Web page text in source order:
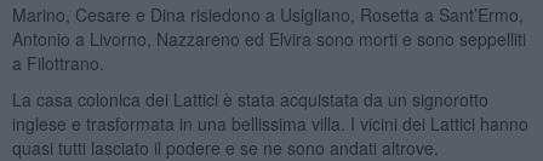
Marino, Cesare e Dina risiedono a Usigliano, Rosetta a Sant’Ermo,
Antonio a Livorno, Nazzareno ed Elvira sono morti e sono seppelliti
a Filottrano.
La casa colonica dei Lattici è stata acquistata da un signorotto
inglese e trasformata in una bellissima villa. I vicini dei Lattici hanno
quasi tutti lasciato il podere e se ne sono andati altrove.